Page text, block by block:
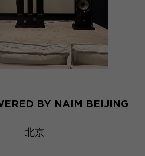
BY NAIM BEIJING
北京